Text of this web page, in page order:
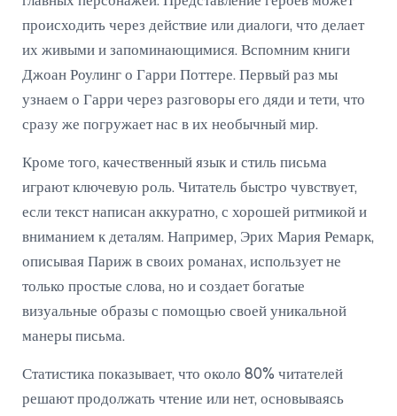
происходить через действие или диалоги, что делает
их живыми и запоминающимися. Вспомним книги
Джоан Роулинг о Гарри Поттере. Первый раз мы
узнаем о Гарри через разговоры его дяди и тети, что
сразу же погружает нас в их необычный мир.
Кроме того, качественный язык и стиль письма
играют ключевую роль. Читатель быстро чувствует,
если текст написан аккуратно, с хорошей ритмикой и
вниманием к деталям. Например, Эрих Мария Ремарк,
описывая Париж в своих романах, использует не
только простые слова, но и создает богатые
визуальные образы с помощью своей уникальной
манеры письма.
Статистика показывает, что около 80% читателей
решают продолжать чтение или нет, основываясь